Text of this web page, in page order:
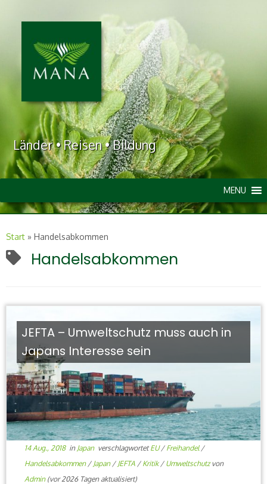
Länder • Reisen • Bildung
MENU
Start » Handelsabkommen
Handelsabkommen
JEFTA – Umweltschutz muss auch in
Japans Interesse sein
14 Aug., 2018in Japan verschlagwortetEU/ Freihandel /
Handelsabkommen / Japan / JEFTA / Kritik/ Umweltschutzvon
Admin(vor 2026 Tagen aktualisiert)